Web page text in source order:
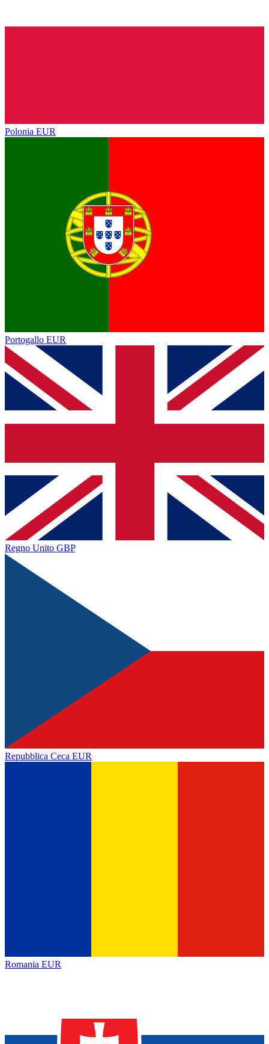
Polonia EUR
Portogallo EUR
Regno Unito GBP
Repubblica Ceca EUR
Romania EUR